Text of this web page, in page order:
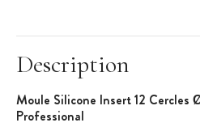
Description
Moule Silicone Insert 12 Cercles
Professional